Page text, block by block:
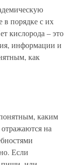
в порядке с их
кислорода – это
информации и
как
каким
на
Если